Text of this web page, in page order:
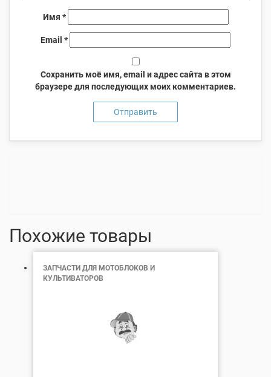
Имя *
Email *
Сохранить моё имя, email и адрес сайта в этом
браузере для последующих моих комментариев.
Похожие товары
ЗАПЧАСТИ ДЛЯ МОТОБЛОКОВ И
КУЛЬТИВАТОРОВ